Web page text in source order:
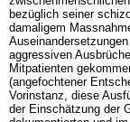
bezüglich seiner
damaligem
aggressiven
Mitpatienten
(angefochtener
Vorinstanz, diese
der Einschätzung der